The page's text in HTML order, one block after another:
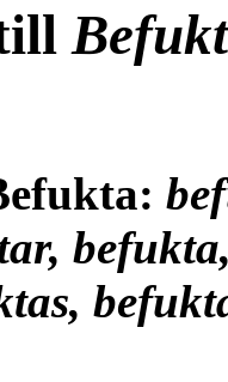
till